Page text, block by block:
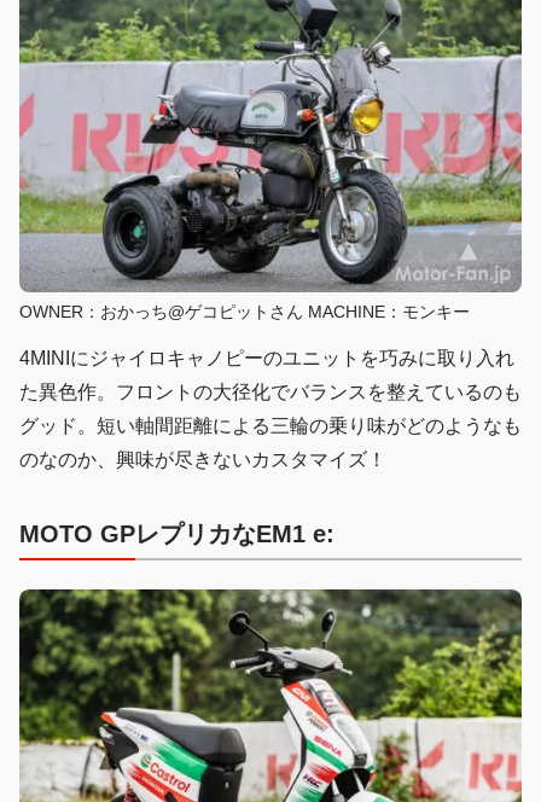
OWNER：おかっち@ゲコピットさん MACHINE：モンキー
4MINIにジャイロキャノピーのユニットを巧みに取り入れ
た異色作。フロントの大径化でバランスを整えているのも
グッド。短い軸間距離による三輪の乗り味がどのようなも
のなのか、興味が尽きないカスタマイズ！
MOTO GPレプリカなEM1 e: